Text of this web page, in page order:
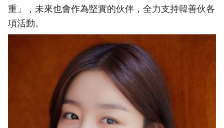
重」，未來也會作為堅實的伙伴，全力支持韓善伙各
項活動。